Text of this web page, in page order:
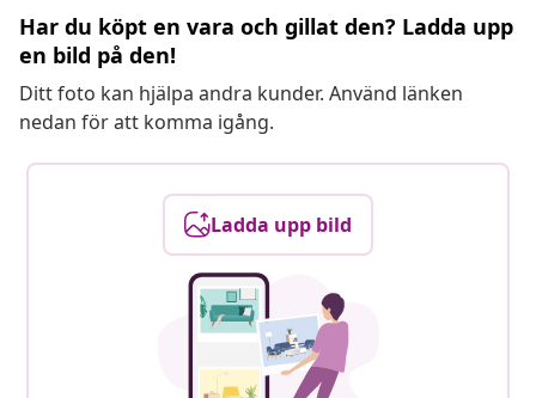
Har du köpt en vara och gillat den? Ladda upp
en bild på den!
Ditt foto kan hjälpa andra kunder. Använd länken
nedan för att komma igång.
Ladda upp bild